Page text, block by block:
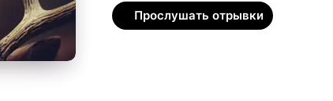
Прослушать отрывки